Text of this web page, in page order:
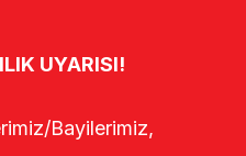
UYARISI!
Bayilerimiz,